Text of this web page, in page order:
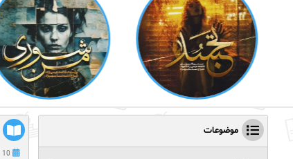
10 مارس 2022
موضوعات